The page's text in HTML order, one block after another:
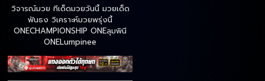
วิจารณ์มวย ทีเด็ดมวยวันนี้ มวยเด็ด
ฟันธง วิเคราะห์มวยพรุ่งนี้
ONECHAMPIONSHIP ONEลุมพินี
ONELumpinee